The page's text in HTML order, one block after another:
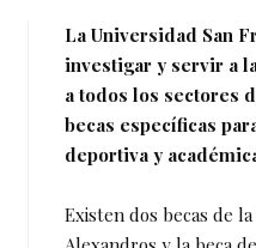
La Universidad San
investigar y servir a
a todos los sectores
becas específicas
deportiva y
Existen dos becas de